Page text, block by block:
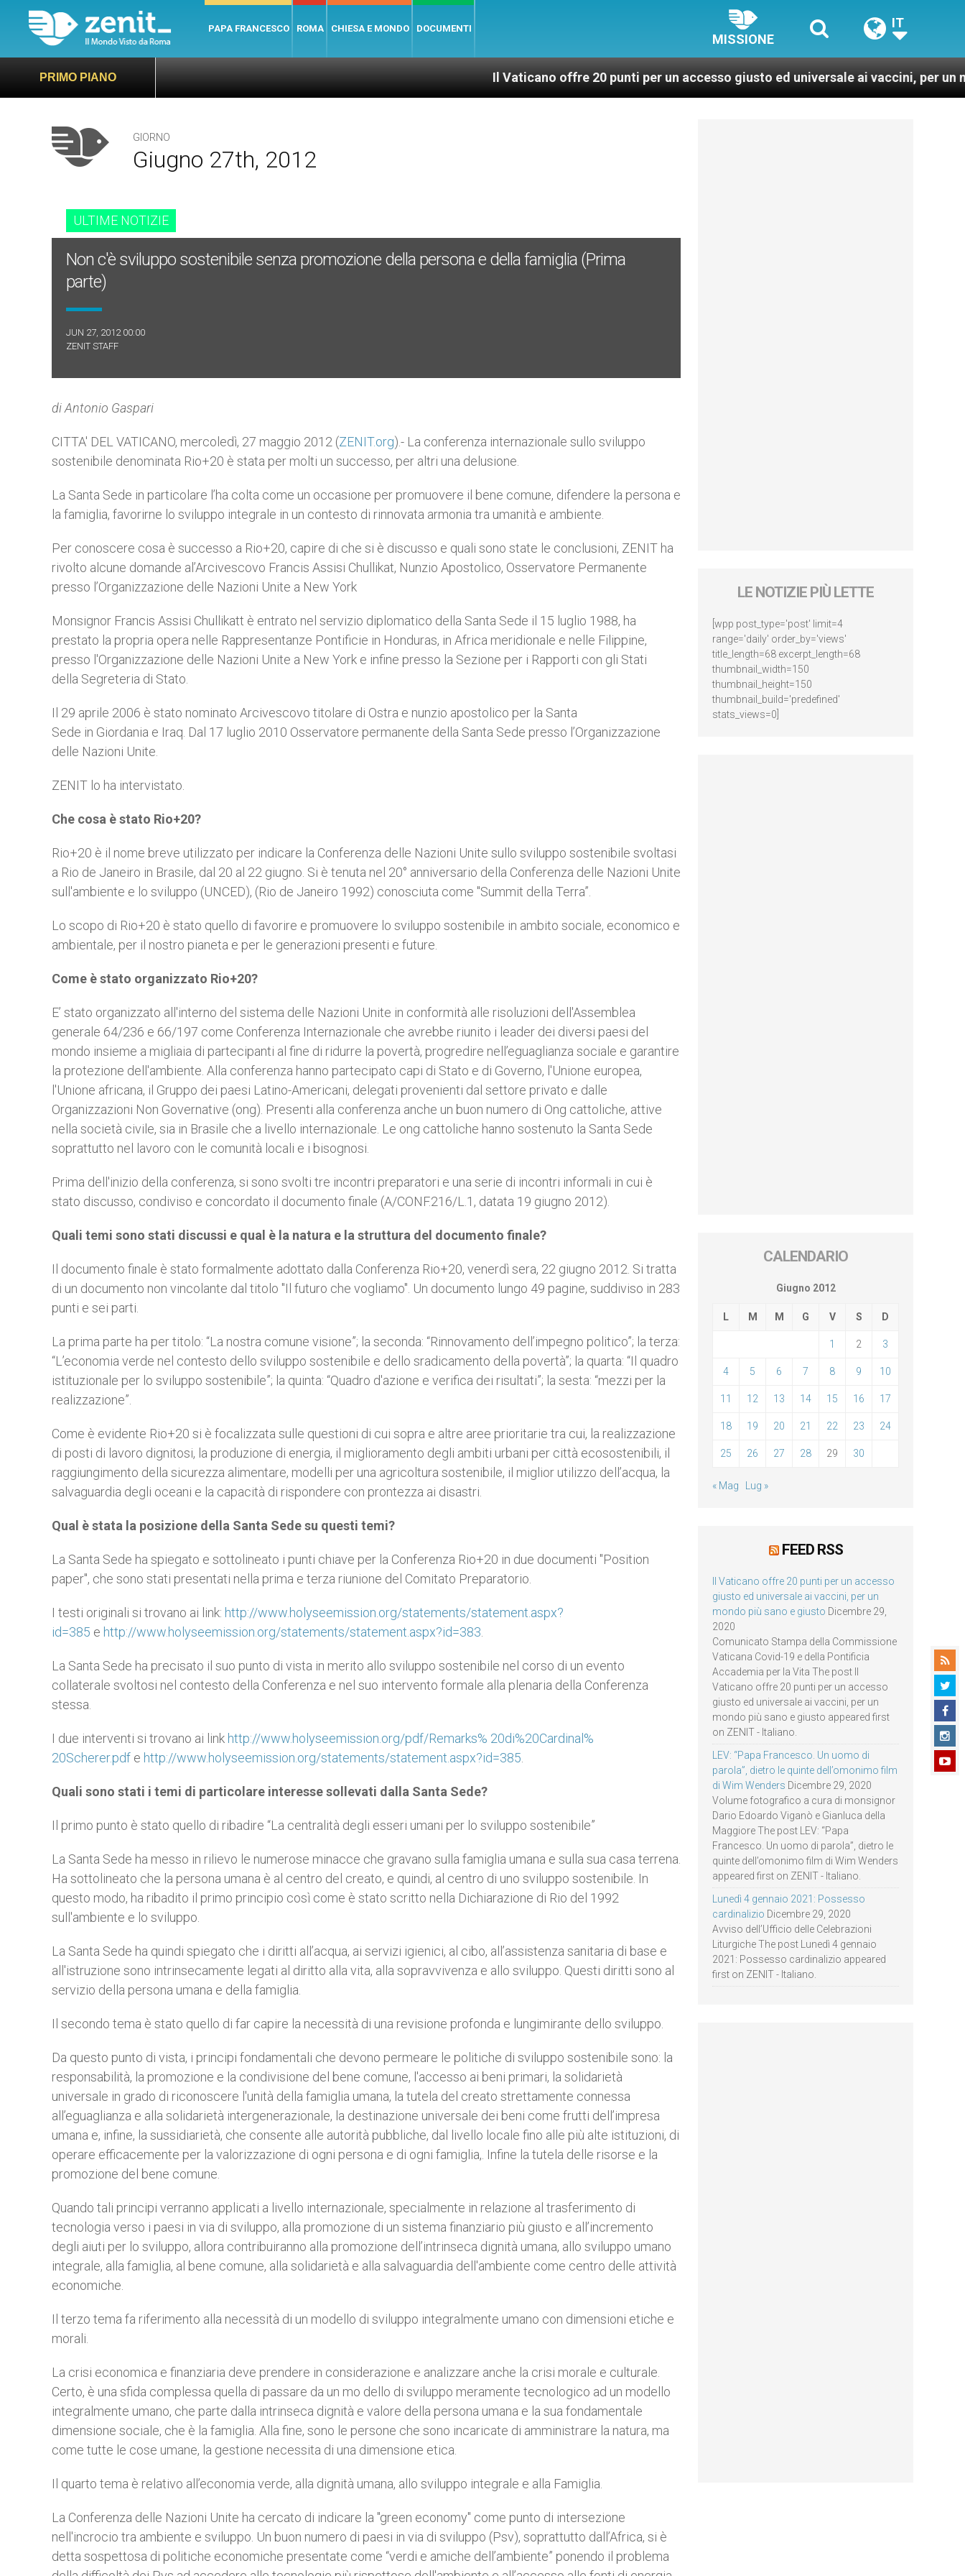
PAPA FRANCESCO ROMA CHIESA E MONDO DOCUMENTI
MISSIONE
IT
PRIMO PIANO Il Vaticano offre 20 punti per un accesso giusto ed universale ai vaccini, per un mondo più
GIORNO
Giugno 27th, 2012
ULTIME NOTIZIE
Non c'è sviluppo sostenibile senza promozione della persona e della famiglia (Prima
parte)
JUN 27, 2012 00:00
ZENIT STAFF
di Antonio Gaspari
CITTA' DEL VATICANO, mercoledì, 27 maggio 2012 (ZENIT.org).- La conferenza internazionale sullo sviluppo
sostenibile denominata Rio+20 è stata per molti un successo, per altri una delusione.
La Santa Sede in particolare l’ha colta come un occasione per promuovere il bene comune, difendere la persona e
la famiglia, favorirne lo sviluppo integrale in un contesto di rinnovata armonia tra umanità e ambiente.
Per conoscere cosa è successo a Rio+20, capire di che si è discusso e quali sono state le conclusioni, ZENIT ha
rivolto alcune domande al’Arcivescovo Francis Assisi Chullikat, Nunzio Apostolico, Osservatore Permanente
presso l’Organizzazione delle Nazioni Unite a New York
Monsignor Francis Assisi Chullikatt è entrato nel servizio diplomatico della Santa Sede il 15 luglio 1988, ha
prestato la propria opera nelle Rappresentanze Pontificie in Honduras, in Africa meridionale e nelle Filippine,
presso l'Organizzazione delle Nazioni Unite a New York e infine presso la Sezione per i Rapporti con gli Stati
della Segreteria di Stato.
Il 29 aprile 2006 è stato nominato Arcivescovo titolare di Ostra e nunzio apostolico per la Santa
Sede in Giordania e Iraq. Dal 17 luglio 2010 Osservatore permanente della Santa Sede presso l’Organizzazione
delle Nazioni Unite.
ZENIT lo ha intervistato.
Che cosa è stato Rio+20?
Rio+20 è il nome breve utilizzato per indicare la Conferenza delle Nazioni Unite sullo sviluppo sostenibile svoltasi
a Rio de Janeiro in Brasile, dal 20 al 22 giugno. Si è tenuta nel 20° anniversario della Conferenza delle Nazioni Unite
sull'ambiente e lo sviluppo (UNCED), (Rio de Janeiro 1992) conosciuta come "Summit della Terra”.
Lo scopo di Rio+20 è stato quello di favorire e promuovere lo sviluppo sostenibile in ambito sociale, economico e
ambientale, per il nostro pianeta e per le generazioni presenti e future.
Come è stato organizzato Rio+20?
E’ stato organizzato all'interno del sistema delle Nazioni Unite in conformità alle risoluzioni dell'Assemblea
generale 64/236 e 66/197 come Conferenza Internazionale che avrebbe riunito i leader dei diversi paesi del
mondo insieme a migliaia di partecipanti al fine di ridurre la povertà, progredire nell’eguaglianza sociale e garantire
la protezione dell'ambiente. Alla conferenza hanno partecipato capi di Stato e di Governo, l'Unione europea,
l'Unione africana, il Gruppo dei paesi Latino-Americani, delegati provenienti dal settore privato e dalle
Organizzazioni Non Governative (ong). Presenti alla conferenza anche un buon numero di Ong cattoliche, attive
nella società civile, sia in Brasile che a livello internazionale. Le ong cattoliche hanno sostenuto la Santa Sede
soprattutto nel lavoro con le comunità locali e i bisognosi.
Prima dell'inizio della conferenza, si sono svolti tre incontri preparatori e una serie di incontri informali in cui è
stato discusso, condiviso e concordato il documento finale (A/CONF.216/L.1, datata 19 giugno 2012).
Quali temi sono stati discussi e qual è la natura e la struttura del documento finale?
Il documento finale è stato formalmente adottato dalla Conferenza Rio+20, venerdì sera, 22 giugno 2012. Si tratta
di un documento non vincolante dal titolo "Il futuro che vogliamo". Un documento lungo 49 pagine, suddiviso in 283
punti e sei parti.
La prima parte ha per titolo: “La nostra comune visione”; la seconda: “Rinnovamento dell’impegno politico”; la terza:
“L’economia verde nel contesto dello sviluppo sostenibile e dello sradicamento della povertà”; la quarta: “Il quadro
istituzionale per lo sviluppo sostenibile”; la quinta: “Quadro d'azione e verifica dei risultati”; la sesta: “mezzi per la
realizzazione”.
Come è evidente Rio+20 si è focalizzata sulle questioni di cui sopra e altre aree prioritarie tra cui, la realizzazione
di posti di lavoro dignitosi, la produzione di energia, il miglioramento degli ambiti urbani per città ecosostenibili, il
raggiungimento della sicurezza alimentare, modelli per una agricoltura sostenibile, il miglior utilizzo dell’acqua, la
salvaguardia degli oceani e la capacità di rispondere con prontezza ai disastri.
Qual è stata la posizione della Santa Sede su questi temi?
La Santa Sede ha spiegato e sottolineato i punti chiave per la Conferenza Rio+20 in due documenti "Position
paper", che sono stati presentati nella prima e terza riunione del Comitato Preparatorio.
I testi originali si trovano ai link: http://www.holyseemission.org/statements/statement.aspx?
id=385 e http://www.holyseemission.org/statements/statement.aspx?id=383
La Santa Sede ha precisato il suo punto di vista in merito allo sviluppo sostenibile nel corso di un evento
collaterale svoltosi nel contesto della Conferenza e nel suo intervento formale alla plenaria della Conferenza
stessa.
I due interventi si trovano ai link http://www.holyseemission.org/pdf/Remarks% 20di%20Cardinal%
20Scherer.pdf e http://www.holyseemission.org/statements/statement.aspx?id=385
Quali sono stati i temi di particolare interesse sollevati dalla Santa Sede?
Il primo punto è stato quello di ribadire “La centralità degli esseri umani per lo sviluppo sostenibile”
La Santa Sede ha messo in rilievo le numerose minacce che gravano sulla famiglia umana e sulla sua casa terrena.
Ha sottolineato che la persona umana è al centro del creato, e quindi, al centro di uno sviluppo sostenibile. In
questo modo, ha ribadito il primo principio così come è stato scritto nella Dichiarazione di Rio del 1992
sull'ambiente e lo sviluppo.
La Santa Sede ha quindi spiegato che i diritti all’acqua, ai servizi igienici, al cibo, all’assistenza sanitaria di base e
all'istruzione sono intrinsecamente legati al diritto alla vita, alla sopravvivenza e allo sviluppo. Questi diritti sono al
servizio della persona umana e della famiglia.
Il secondo tema è stato quello di far capire la necessità di una revisione profonda e lungimirante dello sviluppo.
Da questo punto di vista, i principi fondamentali che devono permeare le politiche di sviluppo sostenibile sono: la
responsabilità, la promozione e la condivisione del bene comune, l'accesso ai beni primari, la solidarietà
universale in grado di riconoscere l'unità della famiglia umana, la tutela del creato strettamente connessa
all’eguaglianza e alla solidarietà intergenerazionale, la destinazione universale dei beni come frutti dell’impresa
umana e, infine, la sussidiarietà, che consente alle autorità pubbliche, dal livello locale fino alle più alte istituzioni, di
operare efficacemente per la valorizzazione di ogni persona e di ogni famiglia,. Infine la tutela delle risorse e la
promozione del bene comune.
Quando tali principi verranno applicati a livello internazionale, specialmente in relazione al trasferimento di
tecnologia verso i paesi in via di sviluppo, alla promozione di un sistema finanziario più giusto e all’incremento
degli aiuti per lo sviluppo, allora contribuiranno alla promozione dell’intrinseca dignità umana, allo sviluppo umano
integrale, alla famiglia, al bene comune, alla solidarietà e alla salvaguardia dell'ambiente come centro delle attività
economiche.
Il terzo tema fa riferimento alla necessità di un modello di sviluppo integralmente umano con dimensioni etiche e
morali.
La crisi economica e finanziaria deve prendere in considerazione e analizzare anche la crisi morale e culturale.
Certo, è una sfida complessa quella di passare da un mo dello di sviluppo meramente tecnologico ad un modello
integralmente umano, che parte dalla intrinseca dignità e valore della persona umana e la sua fondamentale
dimensione sociale, che è la famiglia. Alla fine, sono le persone che sono incaricate di amministrare la natura, ma
come tutte le cose umane, la gestione necessita di una dimensione etica.
Il quarto tema è relativo all’economia verde, alla dignità umana, allo sviluppo integrale e alla Famiglia.
La Conferenza delle Nazioni Unite ha cercato di indicare la "green economy" come punto di intersezione
nell'incrocio tra ambiente e sviluppo. Un buon numero di paesi in via di sviluppo (Psv), soprattutto dall’Africa, si è
detta sospettosa di politiche economiche presentate come “verdi e amiche dell’ambiente” ponendo il problema
LE NOTIZIE PIÙ LETTE
[wpp post_type='post' limit=4
range='daily' order_by='views'
title_length=68 excerpt_length=68
thumbnail_width=150
thumbnail_height=150
thumbnail_build='predefined'
stats_views=0]
CALENDARIO
Giugno 2012
L M M G V S D
1 2 3
4 5 6 7 8 9 10
11 12 13 14 15 16 17
18 19 20 21 22 23 24
25 26 27 28 29 30
« Mag Lug »
FEED RSS
Il Vaticano offre 20 punti per un accesso
giusto ed universale ai vaccini, per un
mondo più sano e giusto Dicembre 29,
2020
Comunicato Stampa della Commissione
Vaticana Covid-19 e della Pontificia
Accademia per la Vita The post Il
Vaticano offre 20 punti per un accesso
giusto ed universale ai vaccini, per un
mondo più sano e giusto appeared first
on ZENIT - Italiano.
LEV: “Papa Francesco. Un uomo di
parola”, dietro le quinte dell’omonimo film
di Wim Wenders Dicembre 29, 2020
Volume fotografico a cura di monsignor
Dario Edoardo Viganò e Gianluca della
Maggiore The post LEV: “Papa
Francesco. Un uomo di parola”, dietro le
quinte dell’omonimo film di Wim Wenders
appeared first on ZENIT - Italiano.
Lunedì 4 gennaio 2021: Possesso
cardinalizio Dicembre 29, 2020
Avviso dell’Ufficio delle Celebrazioni
Liturgiche The post Lunedì 4 gennaio
2021: Possesso cardinalizio appeared
first on ZENIT - Italiano.